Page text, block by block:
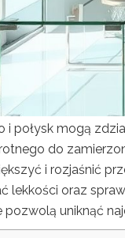
i połysk mogą
do
i rozjaśnić
lekkości oraz
pozwolą uniknąć